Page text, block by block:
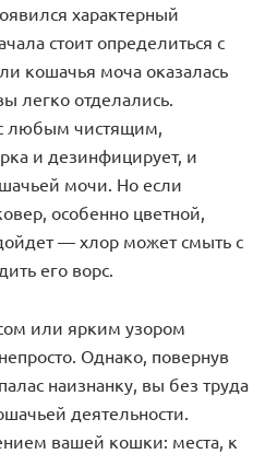
характерный
стоит определиться с
кошачья моча оказалась
легко отделались.
любым чистящим,
и дезинфицирует, и
мочи. Но если
особенно цветной,
— хлор может смыть с
его ворс.
или ярким узором
Однако, повернув
наизнанку, вы без труда
деятельности.
вашей кошки: места, к